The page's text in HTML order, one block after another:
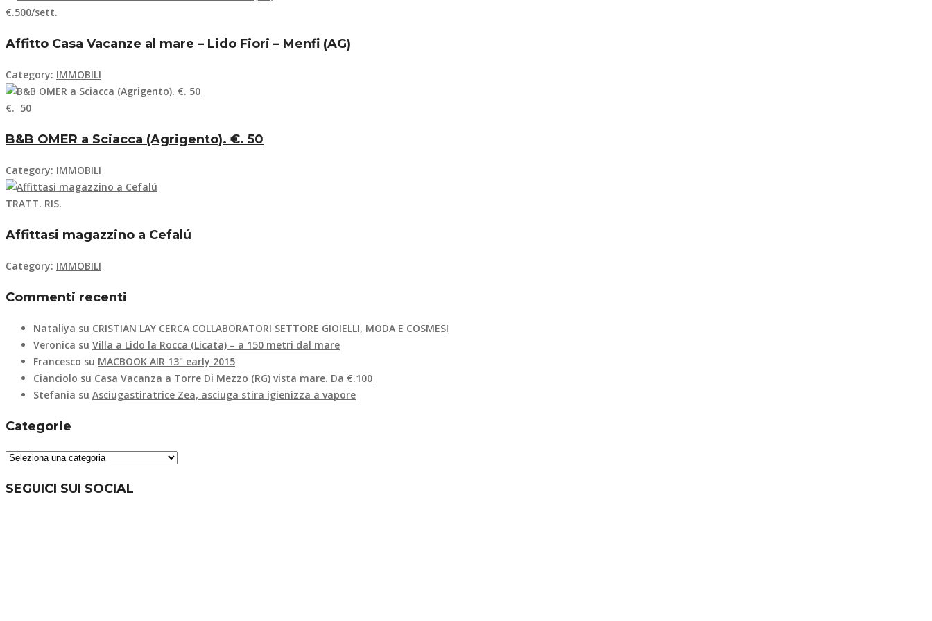
€.500/sett.
Affitto Casa Vacanze al mare – Lido Fiori – Menfi (AG)
Category: IMMOBILI
€. 50
B&B OMER a Sciacca (Agrigento). €. 50
Category: IMMOBILI
TRATT. RIS.
Affittasi magazzino a Cefalú
Category: IMMOBILI
Commenti recenti
Nataliya su CRISTIAN LAY CERCA COLLABORATORI SETTORE GIOIELLI, MODA E COSMESI
Veronica su Villa a Lido la Rocca (Licata) – a 150 metri dal mare
Francesco su MACBOOK AIR 13" early 2015
Cianciolo su Casa Vacanza a Torre Di Mezzo (RG) vista mare. Da €.100
Stefania su Asciugastiratrice Zea, asciuga stira igienizza a vapore
Categorie
Categorie
SEGUICI SUI SOCIAL